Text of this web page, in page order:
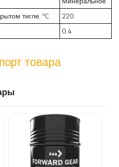
тигле, ºC
220
0.4
товара